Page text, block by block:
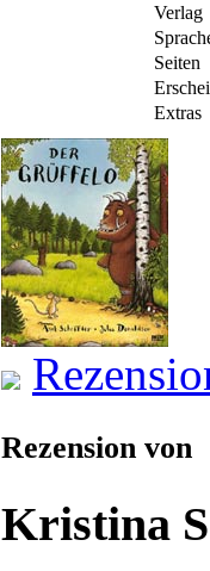
Verlag
Seiten
Extras
Rezension von
Kristina